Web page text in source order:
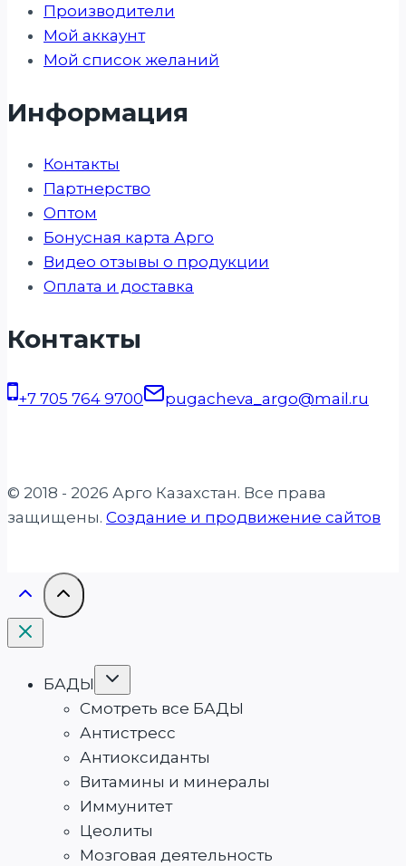
Производители
Мой аккаунт
Мой список желаний
Информация
Контакты
Партнерство
Оптом
Бонусная карта Арго
Видео отзывы о продукции
Оплата и доставка
Контакты
+7 705 764 9700 pugacheva_argo@mail.ru
© 2018 - 2026 Арго Казахстан. Все права
защищены. Создание и продвижение сайтов
БАДЫ
Переключить
Смотреть все БАДЫ
Антистресс
Антиоксиданты
Витамины и минералы
Иммунитет
Цеолиты
Мозговая деятельность